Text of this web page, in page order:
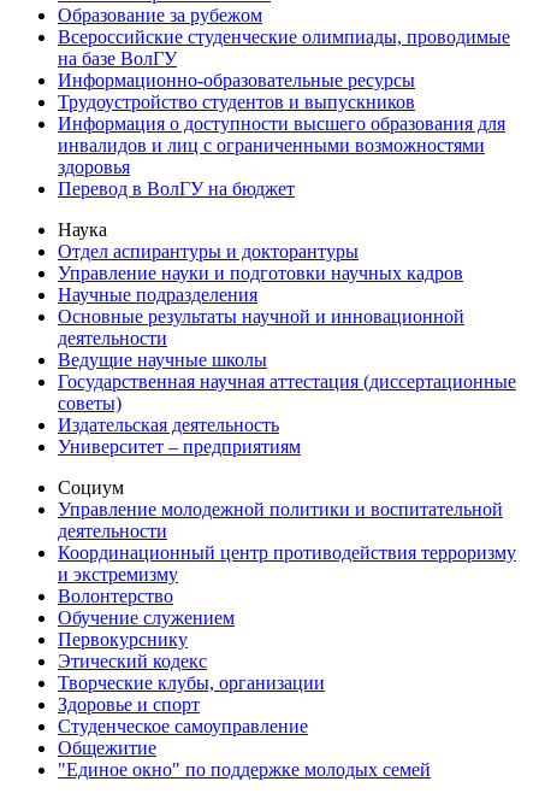
Образование за рубежом
Всероссийские студенческие олимпиады, проводимые
на базе ВолГУ
Информационно-образовательные ресурсы
Трудоустройство студентов и выпускников
Информация о доступности высшего образования для
инвалидов и лиц с ограниченными возможностями
здоровья
Перевод в ВолГУ на бюджет
Наука
Отдел аспирантуры и докторантуры
Управление науки и подготовки научных кадров
Научные подразделения
Основные результаты научной и инновационной
деятельности
Ведущие научные школы
Государственная научная аттестация (диссертационные
советы)
Издательская деятельность
Университет – предприятиям
Социум
Управление молодежной политики и воспитательной
деятельности
Координационный центр противодействия терроризму
и экстремизму
Волонтерство
Обучение служением
Первокурснику
Этический кодекс
Творческие клубы, организации
Здоровье и спорт
Студенческое самоуправление
Общежитие
"Единое окно" по поддержке молодых семей